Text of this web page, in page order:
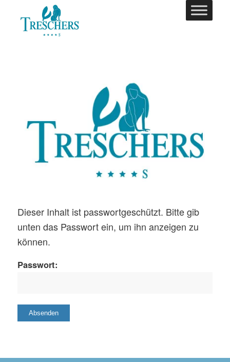
Dieser Inhalt ist passwortgeschützt. Bitte gib
unten das Passwort ein, um ihn anzeigen zu
können.
Passwort: